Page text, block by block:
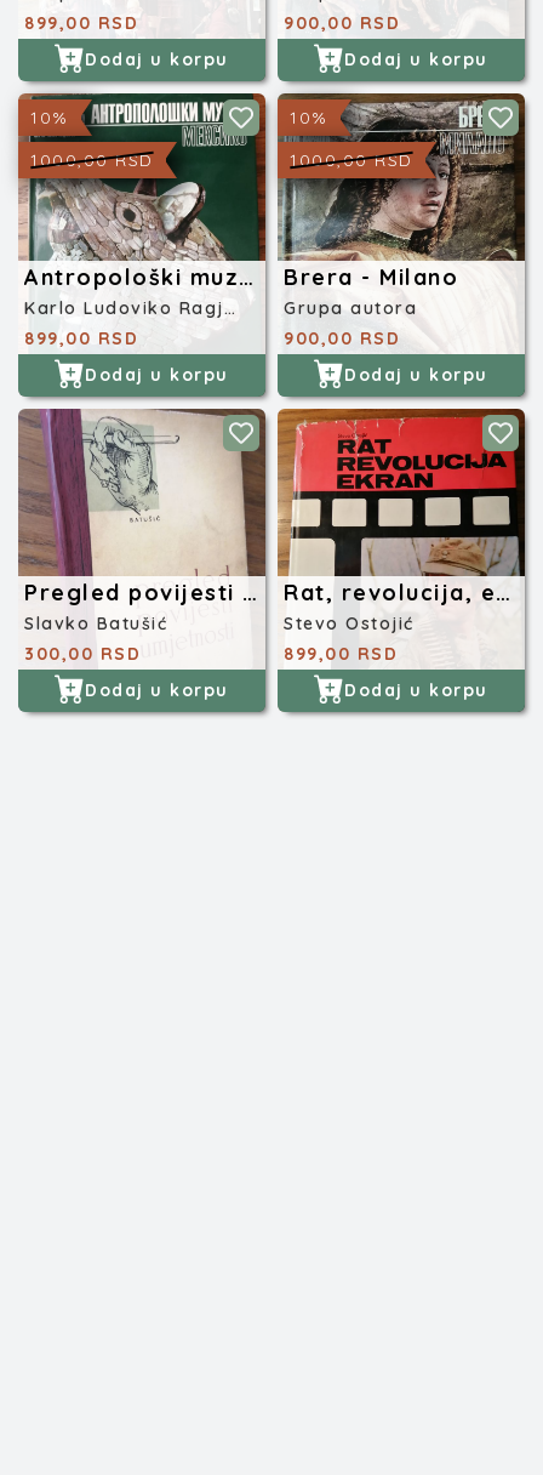
899,00 RSD
Dodaj u korpu
900,00 RSD
Dodaj u korpu
10%
1000,00 RSD
Antropološki muzej Meksiko
Karlo Ludoviko Ragjanti
899,00 RSD
Dodaj u korpu
10%
1000,00 RSD
Brera - Milano
Grupa autora
900,00 RSD
Dodaj u korpu
Pregled povijesti umjetnosti
Slavko Batušić
300,00 RSD
Dodaj u korpu
Rat, revolucija, ekran
Stevo Ostojić
899,00 RSD
Dodaj u korpu